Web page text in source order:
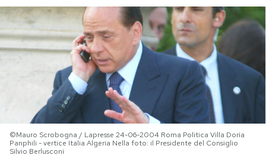
Economia
Sport
Altrecose
Mondiali calcio 2026
PODCAST
©Mauro Scrobogna / Lapresse 24-06-2004 Roma Politica Villa Doria
Panphili - vertice Italia Algeria Nella foto: il Presidente del Consiglio
Silvio Berlusconi